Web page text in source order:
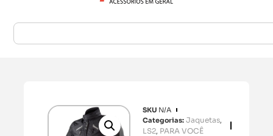
SKU N/A
Categorias: Jaquetas,
LS2, PARA VOCÊ